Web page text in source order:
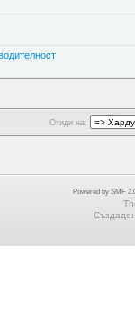
Отиди на:
Powered by SMF